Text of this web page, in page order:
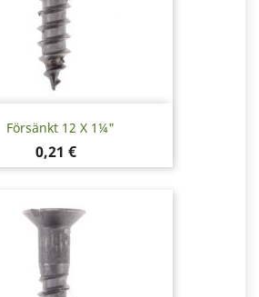
Försänkt 12 X 1¼"
Pris
0,21 €